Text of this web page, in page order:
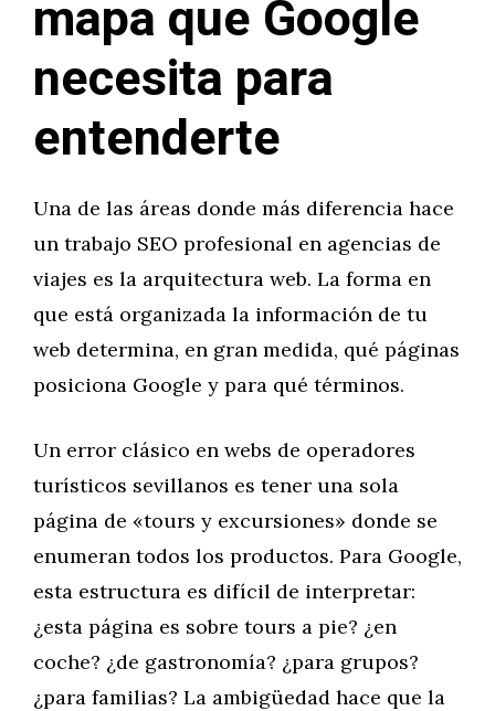
mapa que Google
necesita para
entenderte
Una de las áreas donde más diferencia hace
un trabajo SEO profesional en agencias de
viajes es la arquitectura web. La forma en
que está organizada la información de tu
web determina, en gran medida, qué páginas
posiciona Google y para qué términos.
Un error clásico en webs de operadores
turísticos sevillanos es tener una sola
página de «tours y excursiones» donde se
enumeran todos los productos. Para Google,
esta estructura es difícil de interpretar:
¿esta página es sobre tours a pie? ¿en
coche? ¿de gastronomía? ¿para grupos?
¿para familias? La ambigüedad hace que la